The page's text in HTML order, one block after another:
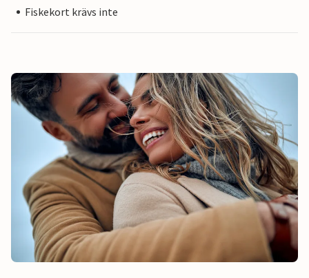
Fiskekort krävs inte